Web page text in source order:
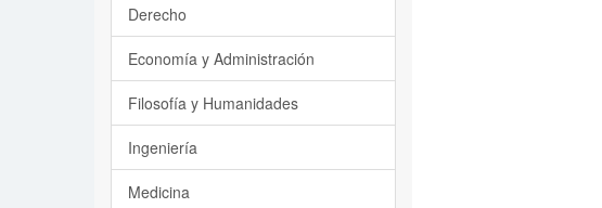
Derecho
Economía y Administración
Filosofía y Humanidades
Ingeniería
Medicina